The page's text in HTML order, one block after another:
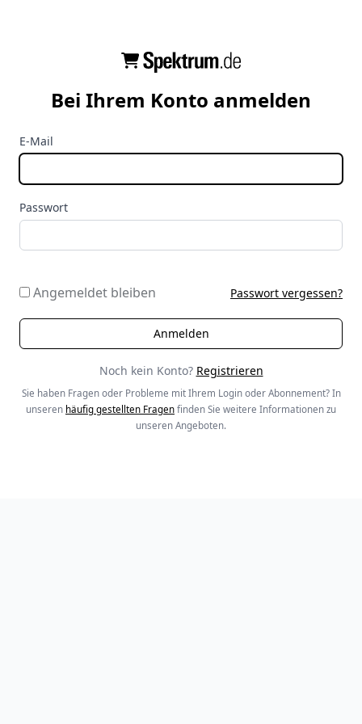
Bei Ihrem Konto anmelden
E-Mail
Passwort
Angemeldet bleiben Passwort vergessen?
Noch kein Konto? Registrieren
Sie haben Fragen oder Probleme mit Ihrem Login oder Abonnement? In
unseren häufig gestellten Fragen finden Sie weitere Informationen zu
unseren Angeboten.